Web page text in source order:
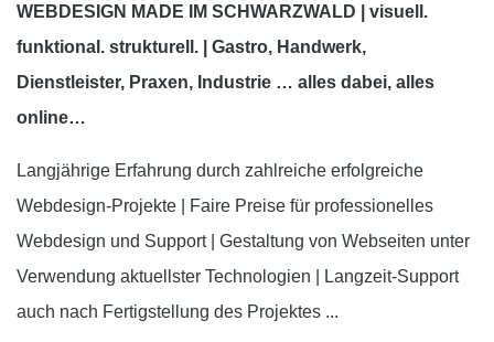
WEBDESIGN MADE IM SCHWARZWALD | visuell.
funktional. strukturell. | Gastro, Handwerk,
Dienstleister, Praxen, Industrie … alles dabei, alles
online…
Langjährige Erfahrung durch zahlreiche erfolgreiche
Webdesign-Projekte | Faire Preise für professionelles
Webdesign und Support | Gestaltung von Webseiten unter
Verwendung aktuellster Technologien | Langzeit-Support
auch nach Fertigstellung des Projektes ...